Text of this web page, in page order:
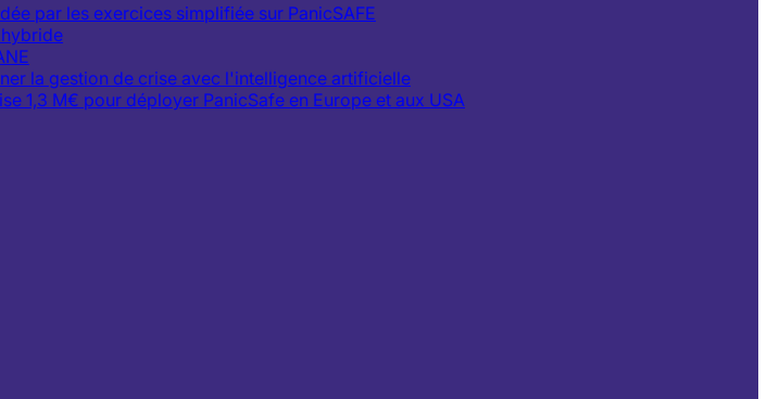
par les exercices simplifiée sur PanicSAFE
la gestion de crise avec l'intelligence artificielle
1,3 M€ pour déployer PanicSafe en Europe et aux USA